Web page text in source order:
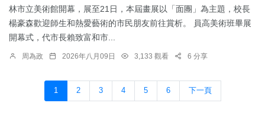
林市立美術館開幕，展至21日，本屆畫展以「面團」為主題，校長
楊豪森歡迎師生和熱愛藝術的市民朋友前往賞析。 員高美術班畢展
開幕式，代市長賴致富和市...
周為政 2026年八月09日 3,133 觀看 6 分享
1 2 3 4 5 6 下一頁